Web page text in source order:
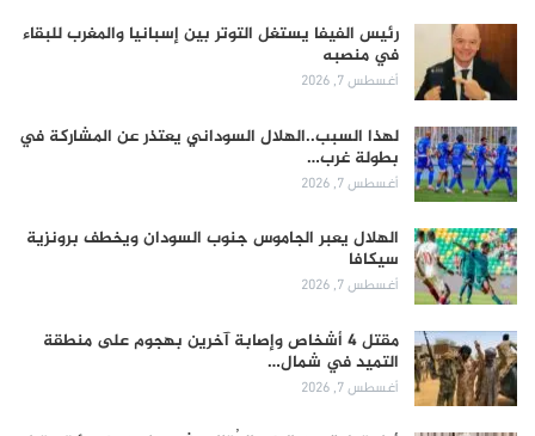
رئيس الفيفا يستغل التوتر بين إسبانيا والمغرب للبقاء
في منصبه
أغسطس 7, 2026
لهذا السبب..الهلال السوداني يعتذر عن المشاركة في
بطولة غرب…
أغسطس 7, 2026
الهلال يعبر الجاموس جنوب السودان ويخطف برونزية
سيكافا
أغسطس 7, 2026
مقتل 4 أشخاص وإصابة آخرين بهجوم على منطقة
التميد في شمال…
أغسطس 7, 2026